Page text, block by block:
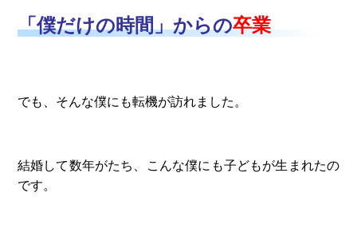
「僕だけの時間」からの卒業
でも、そんな僕にも転機が訪れました。
結婚して数年がたち、こんな僕にも子どもが生まれたの
です。